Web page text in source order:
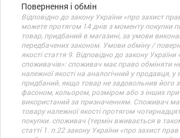
Повернення і обмін
Відповідно до закону України «про захист
можете протягом 14 днів з моменту покупки
товар, придбаний в магазині, за умови
передбачених законом. Умови обміну /
якості стаття 9. Відповідно до закону
споживачів»: споживач має право обміняти
належної якості на аналогічний у продавця, у
придбаний, якщо товар не задовольнив його
фасоном, кольором, розміром або з інших
використаний за призначенням. Споживач
товару належної якості протягом
покупки. споживач (термін вживається в
статті 1. п.22 закону України «про захист